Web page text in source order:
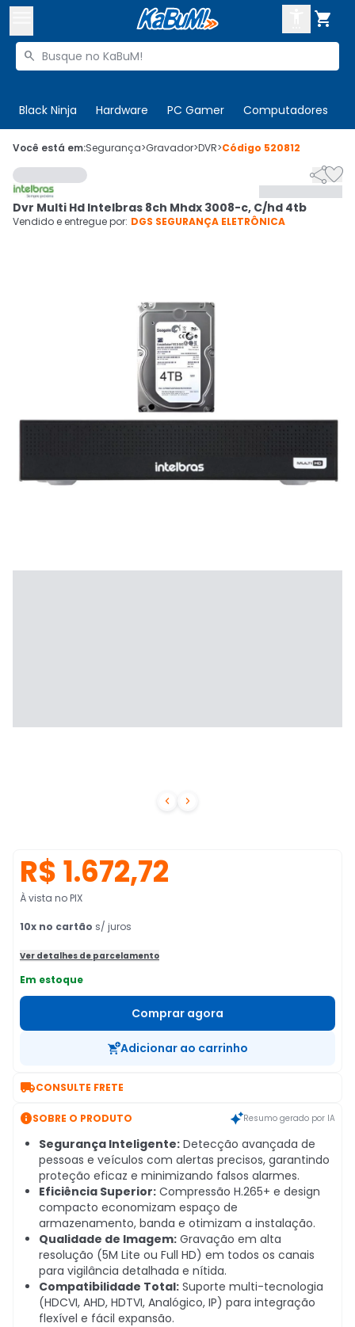

Buscar produtos

Black Ninja Hardware PC Gamer Computadores
 Olá. Acesse sua conta
 Departamentos
Cupons
CADASTRE-SE
Você está em:Segurança>Gravador>DVR>Código 520812
 

Dvr Multi Hd Intelbras 8ch Mhdx 3008-c, C/hd 4tb
Vendido e entregue por: DGS SEGURANÇA ELETRÔNICA
R$ 1.672,72
À vista no PIX
10x no cartão s/ juros
Ver detalhes de parcelamento
Em estoque
Comprar agora
Adicionar ao carrinho
CONSULTE FRETE
SOBRE O PRODUTO Resumo gerado por IA
Segurança Inteligente: Detecção avançada de
pessoas e veículos com alertas precisos, garantindo
proteção eficaz e minimizando falsos alarmes.
Eficiência Superior: Compressão H.265+ e design
compacto economizam espaço de
armazenamento, banda e otimizam a instalação.
Qualidade de Imagem: Gravação em alta
resolução (5M Lite ou Full HD) em todos os canais
para vigilância detalhada e nítida.
Compatibilidade Total: Suporte multi-tecnologia
(HDCVI, AHD, HDTVI, Analógico, IP) para integração
flexível e fácil expansão.